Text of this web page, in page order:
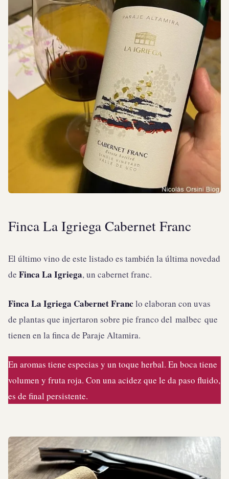
Finca La Igriega Cabernet Franc
El último vino de este listado es también la última novedad
de Finca La Igriega, un cabernet franc.
Finca La Igriega Cabernet Franc lo elaboran con uvas
de plantas que injertaron sobre pie franco del malbec que
tienen en la finca de Paraje Altamira.
En aromas tiene especias y un toque herbal. En boca tiene
volumen y fruta roja. Con una acidez que le da paso fluido,
es de final persistente.